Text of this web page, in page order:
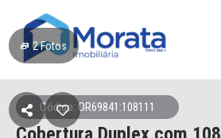
2Fotos
Código: OR69841:108111